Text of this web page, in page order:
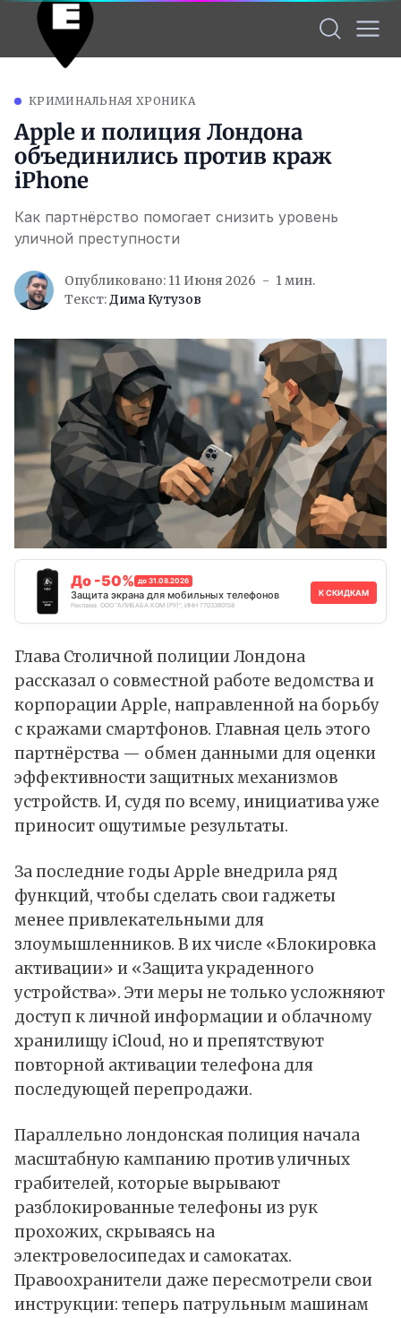
КРИМИНАЛЬНАЯ ХРОНИКА
Apple и полиция Лондона
объединились против краж
iPhone
Как партнёрство помогает снизить уровень
уличной преступности
Опубликовано: 11 Июня 2026
1 мин.
Текст:Дима Кутузов
До -50% до 31.08.2026
Защита экрана для мобильных телефонов
Реклама. ООО "АЛИБАБА.КОМ (РУ)", ИНН 7703380158
К СКИДКАМ
Глава Столичной полиции Лондона
рассказал о совместной работе ведомства и
корпорации Apple, направленной на борьбу
с кражами смартфонов. Главная цель этого
партнёрства — обмен данными для оценки
эффективности защитных механизмов
устройств. И, судя по всему, инициатива уже
приносит ощутимые результаты.
За последние годы Apple внедрила ряд
функций, чтобы сделать свои гаджеты
менее привлекательными для
злоумышленников. В их числе «Блокировка
активации» и «Защита украденного
устройства». Эти меры не только усложняют
доступ к личной информации и облачному
хранилищу iCloud, но и препятствуют
повторной активации телефона для
последующей перепродажи.
Параллельно лондонская полиция начала
масштабную кампанию против уличных
грабителей, которые вырывают
разблокированные телефоны из рук
прохожих, скрываясь на
электровелосипедах и самокатах.
Правоохранители даже пересмотрели свои
инструкции: теперь патрульным машинам